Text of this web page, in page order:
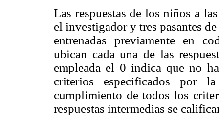
Las respuestas de los niños a
el investigador y tres pasantes
entrenadas previamente en
ubican cada una de las
empleada el 0 indica que no
criterios especificados por
cumplimiento de todos los
respuestas intermedias se